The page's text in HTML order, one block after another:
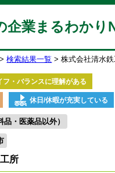
企業まるわかり
検索結果一覧 株式会社清水
フ・バランスに理解がある
休日/休暇が充実している
品・医薬品以外）
所